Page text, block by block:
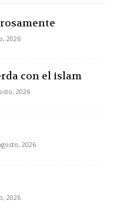
2026
con el islam
2026
2026
2026